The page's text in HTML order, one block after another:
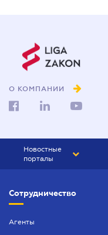
О КОМПАНИИ
Новостные
порталы
БИЗНЕС
Сотрудничество
Агенты